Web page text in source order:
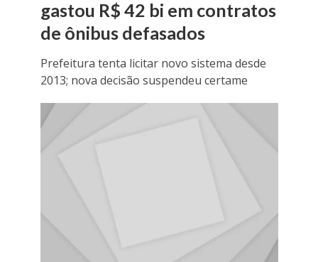
gastou R$ 42 bi em contratos
de ônibus defasados
Prefeitura tenta licitar novo sistema desde
2013; nova decisão suspendeu certame